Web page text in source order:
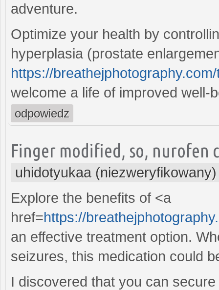
adventure.
Optimize your health by
hyperplasia (prostate
https://
welcome a life of improved well-
odpowiedz
Finger modified, so, nurofen
uhidotyukaa (niezweryfikowany)
Explore the benefits of <a
href=https://
an effective treatment option.
seizures, this medication could
I discovered that you can